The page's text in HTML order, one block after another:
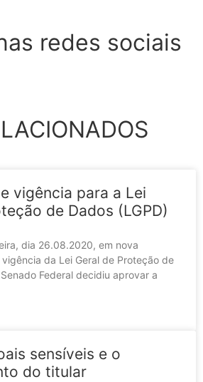
redes sociais
vigência para a Lei
de Dados (LGPD)
dia 26.08.2020, em nova
da Lei Geral de Proteção de
Federal decidiu aprovar a
sensíveis e o
do titular